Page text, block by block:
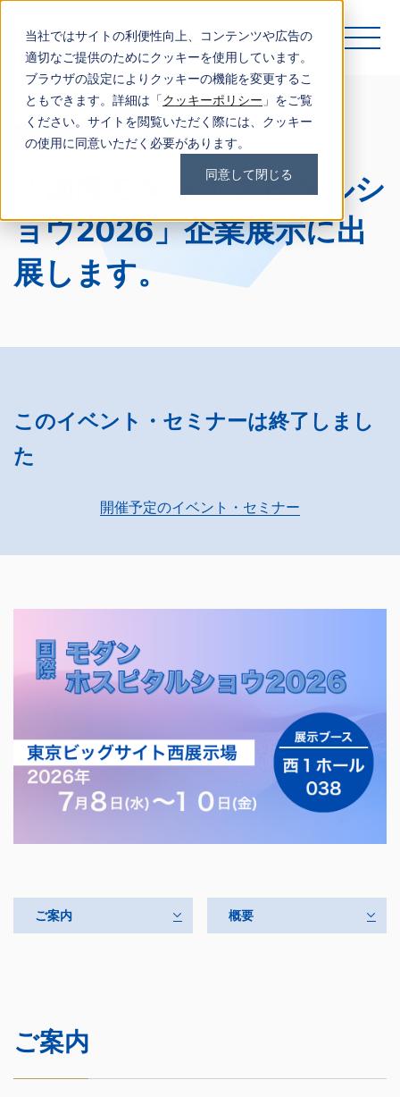
当社ではサイトの利便性向上、コンテンツや広告の
適切なご提供のためにクッキーを使用しています。
ブラウザの設定によりクッキーの機能を変更するこ
ともできます。詳細は「クッキーポリシー 」をご覧
ください。サイトを閲覧いただく際には、クッキー
の使用に同意いただく必要があります。
同意して閉じる
展示会 東京
「国際モダンホスピタルシ
ョウ2026」企業展示に出
展します。
このイベント・セミナーは終了しまし
た
開催予定のイベント・セミナー
ご案内 概要
ご案内